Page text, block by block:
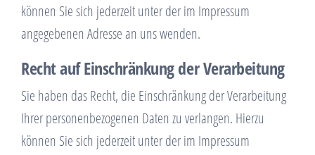
können Sie sich jederzeit unter der im Impressum
angegebenen Adresse an uns wenden.
Recht auf Einschränkung der Verarbeitung
Sie haben das Recht, die Einschränkung der Verarbeitung
Ihrer personenbezogenen Daten zu verlangen. Hierzu
können Sie sich jederzeit unter der im Impressum